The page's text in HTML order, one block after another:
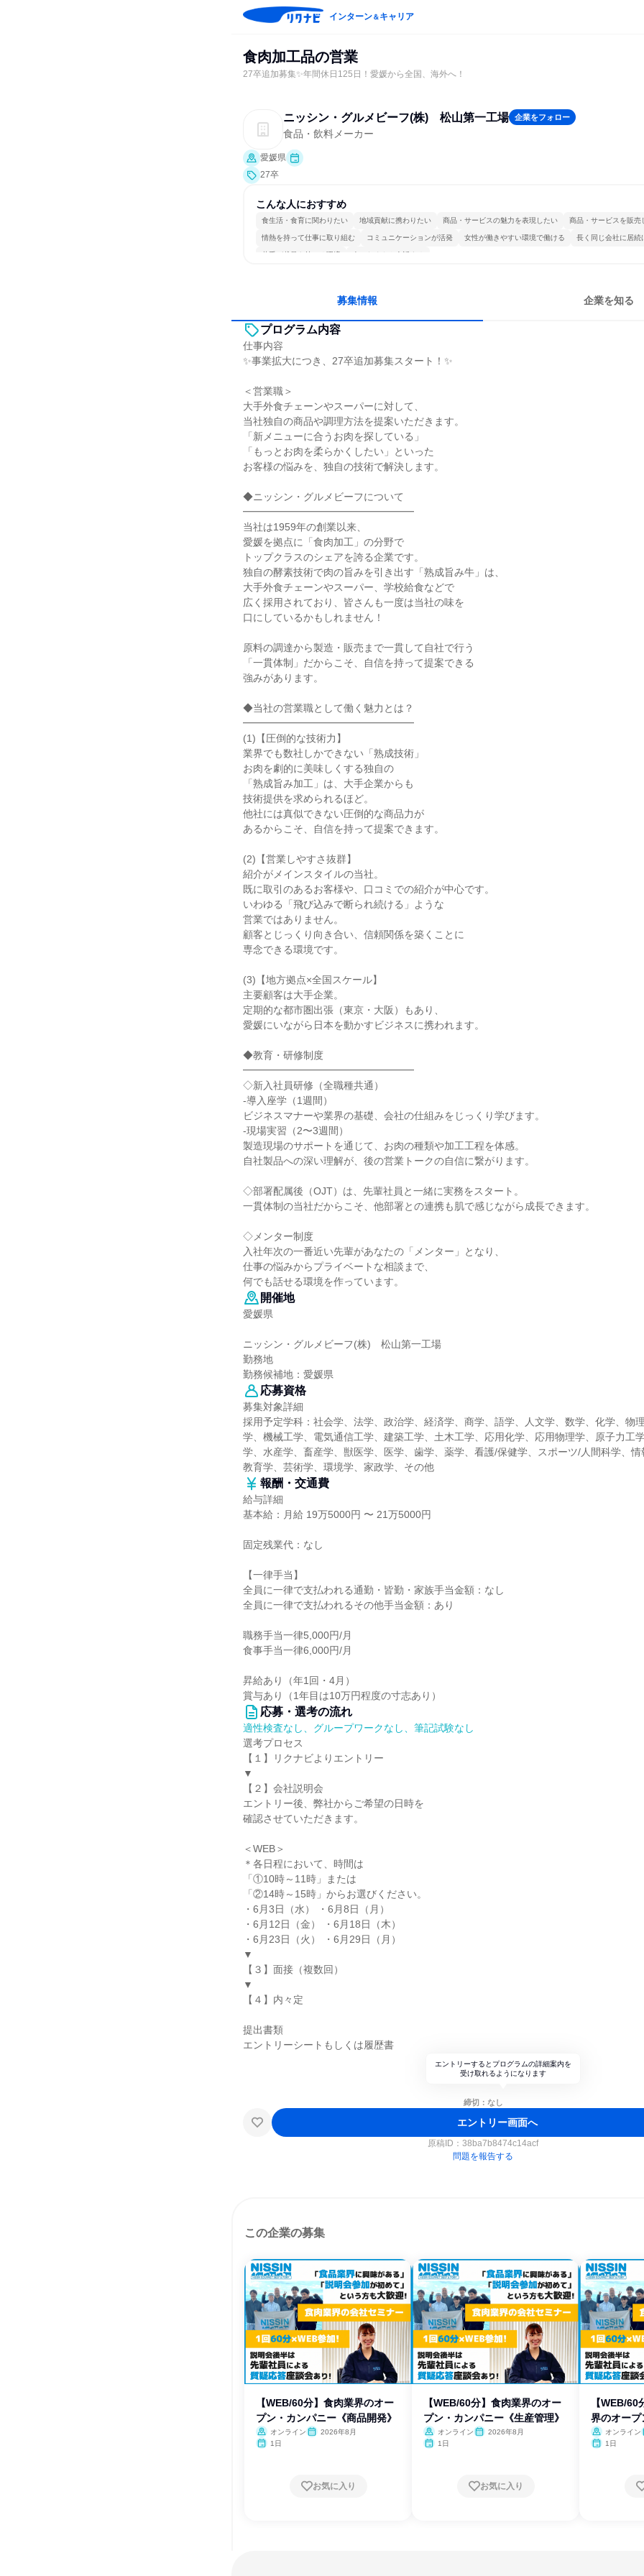
インターン＆キャリア
食肉加工品の営業
27卒追加募集✨年間休日125日！愛媛から全国、海外へ！
ニッシン・グルメビーフ(株) 松山第一工場 企業をフォロー
食品・飲料メーカー
愛媛県
27卒
こんな人におすすめ
食生活・食育に関わりたい 地域貢献に携わりたい 商品・サービスの魅力を表現したい 商品・サービスを販売
情熱を持って仕事に取り組む コミュニケーションが活発 女性が働きやすい環境で働ける 長く同じ会社に居続
若手が裁量を持てる環境 人とたくさん会話する
募集情報 企業を知る
プログラム内容
仕事内容
✨事業拡大につき、27卒追加募集スタート！✨
＜営業職＞
大手外食チェーンやスーパーに対して、
当社独自の商品や調理方法を提案いただきます。
「新メニューに合うお肉を探している」
「もっとお肉を柔らかくしたい」といった
お客様の悩みを、独自の技術で解決します。
◆ニッシン・グルメビーフについて
━━━━━━━━━━━━━━━━━
当社は1959年の創業以来、
愛媛を拠点に「食肉加工」の分野で
トップクラスのシェアを誇る企業です。
独自の酵素技術で肉の旨みを引き出す「熟成旨み牛」は、
大手外食チェーンやスーパー、学校給食などで
広く採用されており、皆さんも一度は当社の味を
口にしているかもしれません！
原料の調達から製造・販売まで一貫して自社で行う
「一貫体制」だからこそ、自信を持って提案できる
強みがあります。
◆当社の営業職として働く魅力とは？
━━━━━━━━━━━━━━━━━
(1)【圧倒的な技術力】
業界でも数社しかできない「熟成技術」
お肉を劇的に美味しくする独自の
「熟成旨み加工」は、大手企業からも
技術提供を求められるほど。
他社には真似できない圧倒的な商品力が
あるからこそ、自信を持って提案できます。
(2)【営業しやすさ抜群】
紹介がメインスタイルの当社。
既に取引のあるお客様や、口コミでの紹介が中心です。
いわゆる「飛び込みで断られ続ける」ような
営業ではありません。
顧客とじっくり向き合い、信頼関係を築くことに
専念できる環境です。
(3)【地方拠点×全国スケール】
主要顧客は大手企業。
定期的な都市圏出張（東京・大阪）もあり、
愛媛にいながら日本を動かすビジネスに携われます。
◆教育・研修制度
━━━━━━━━━━━━━━━━━
◇新入社員研修（全職種共通）
-導入座学（1週間）
ビジネスマナーや業界の基礎、会社の仕組みをじっくり学びます。
-現場実習（2〜3週間）
製造現場のサポートを通じて、お肉の種類や加工工程を体感。
自社製品への深い理解が、後の営業トークの自信に繋がります。
◇部署配属後（OJT）は、先輩社員と一緒に実務をスタート。
一貫体制の当社だからこそ、他部署との連携も肌で感じながら成長できます。
◇メンター制度
入社年次の一番近い先輩があなたの「メンター」となり、
仕事の悩みからプライベートな相談まで、
何でも話せる環境を作っています。
開催地
愛媛県
ニッシン・グルメビーフ(株) 松山第一工場
勤務地
勤務候補地：愛媛県
応募資格
募集対象詳細
採用予定学科：社会学、法学、政治学、経済学、商学、語学、人文学、数学、化学、物
学、機械工学、電気通信工学、建築工学、土木工学、応用化学、応用物理学、原子力工
学、水産学、畜産学、獣医学、医学、歯学、薬学、看護/保健学、スポーツ/人間科学、情
教育学、芸術学、環境学、家政学、その他
報酬・交通費
給与詳細
基本給：月給 19万5000円 〜 21万5000円
固定残業代：なし
【一律手当】
全員に一律で支払われる通勤・皆勤・家族手当金額：なし
全員に一律で支払われるその他手当金額：あり
職務手当一律5,000円/月
食事手当一律6,000円/月
昇給あり（年1回・4月）
賞与あり（1年目は10万円程度の寸志あり）
応募・選考の流れ
適性検査なし、グループワークなし、筆記試験なし
選考プロセス
【１】リクナビよりエントリー
▼
【２】会社説明会
エントリー後、弊社からご希望の日時を
確認させていただきます。
＜WEB＞
＊各日程において、時間は
「①10時～11時」または
「②14時～15時」からお選びください。
・6月3日（水） ・6月8日（月）
・6月12日（金） ・6月18日（木）
・6月23日（火） ・6月29日（月）
▼
【３】面接（複数回）
▼
【４】内々定
提出書類
エントリーシートもしくは履歴書
エントリーするとプログラムの詳細案内を
受け取れるようになります
締切：なし
エントリー画面へ
原稿ID： 38ba7b8474c14acf
問題を報告する
この企業の募集
【WEB/60分】食肉業界のオー
プン・カンパニー《商品開発》
オンライン
2026年8月
1日
お気に入り
【WEB/60分】食肉業界のオー
プン・カンパニー《生産管理》
オンライン
2026年8月
1日
お気に入り
【WEB/
界のオープ
オンライン
1日